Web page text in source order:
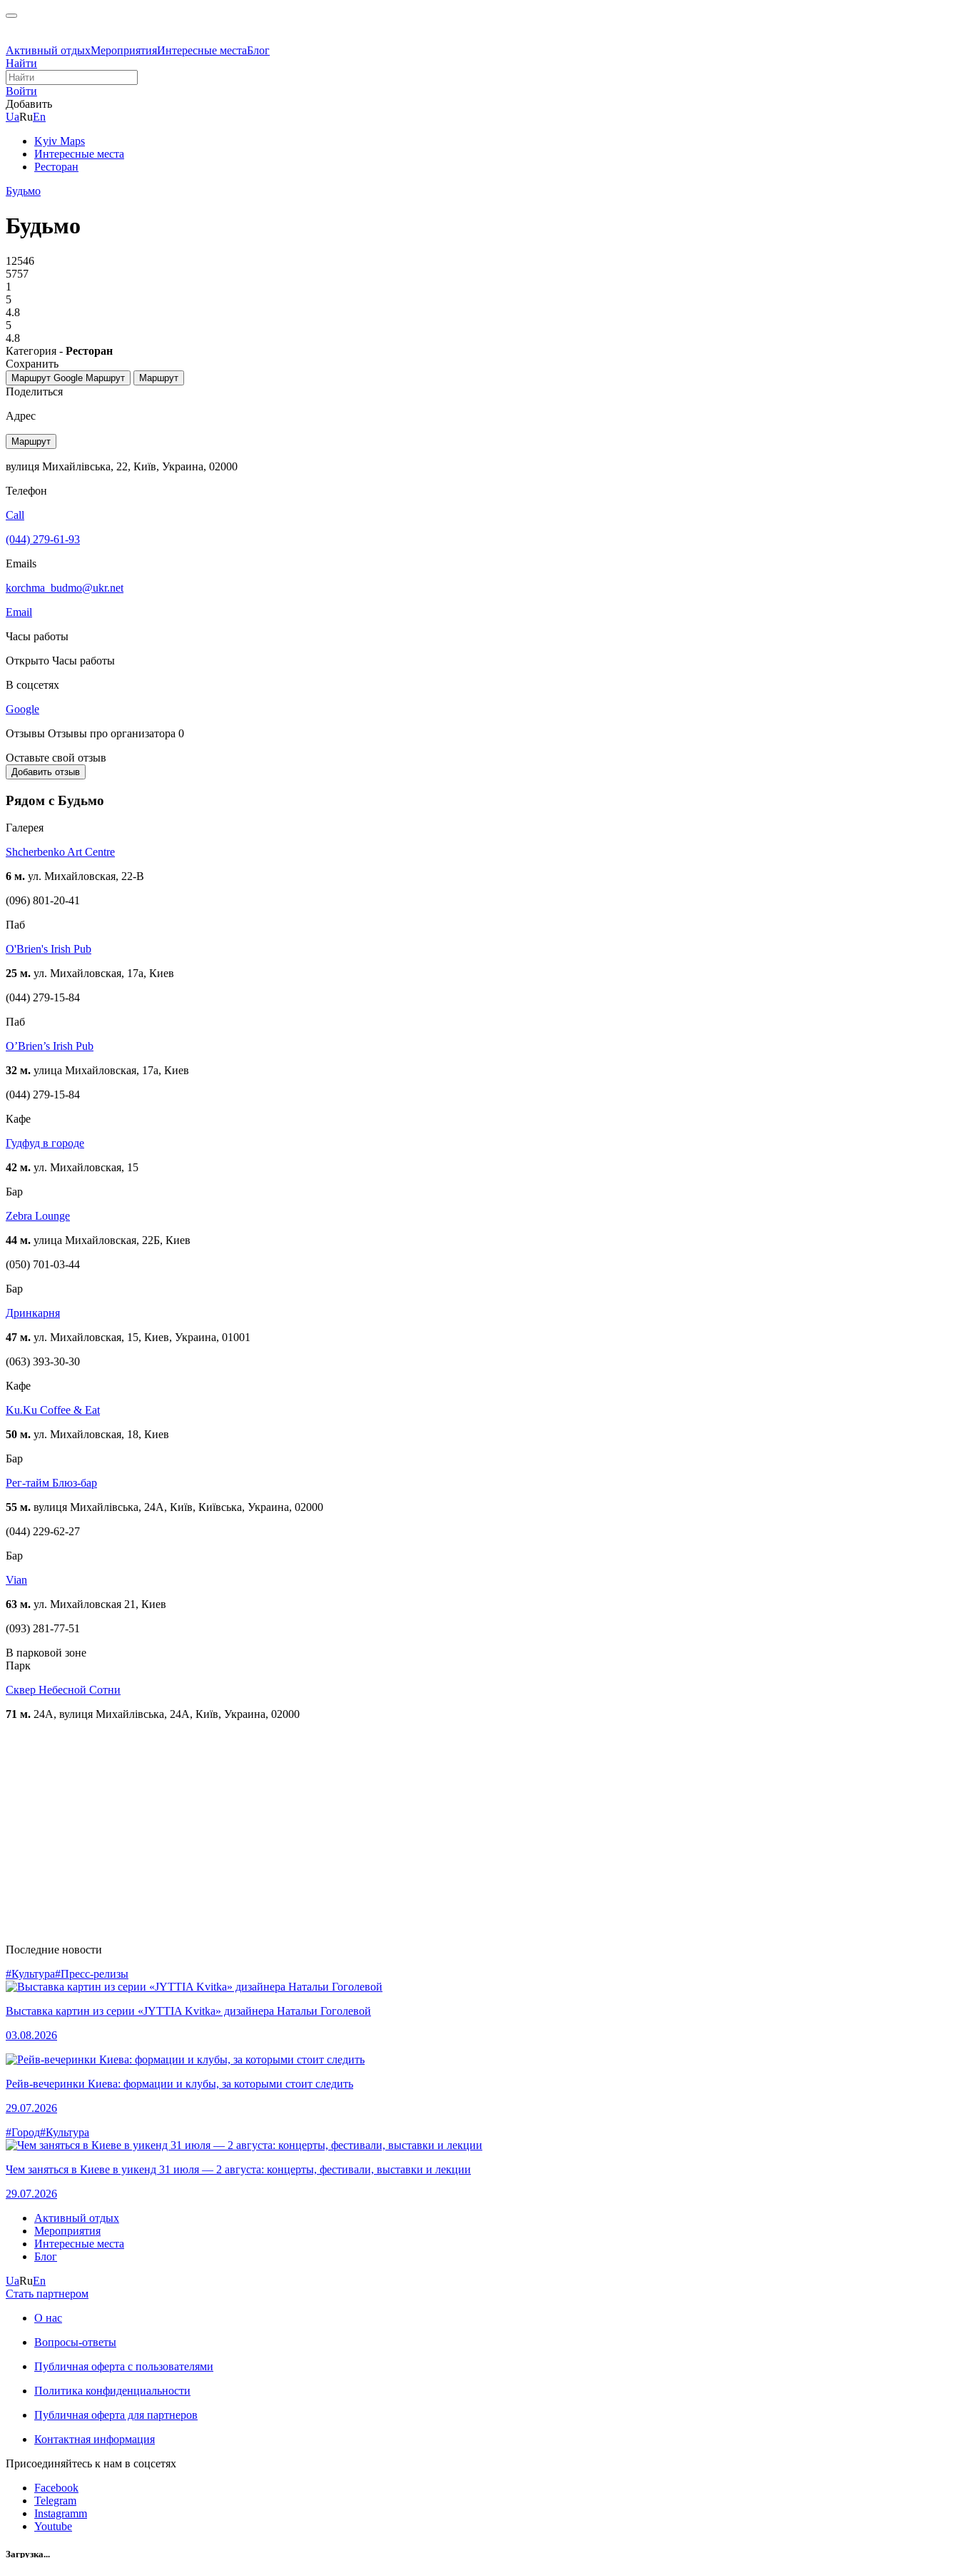
Активный отдыхМероприятияИнтересные местаБлог
Найти
Войти
Добавить
UaRuEn
Kyiv Maps
Интересные места
Ресторан
Будьмо
Будьмо
12546
5757
1
5
4.8
5
4.8
Категория - Ресторан
Сохранить
Маршрут Google Маршрут Маршрут
Поделиться
Адрес
Маршрут
вулиця Михайлівська, 22, Київ, Украина, 02000
Телефон
Call
(044) 279-61-93
Emails
korchma_budmo@ukr.net
Email
Часы работы
Открыто Часы работы
В соцсетях
Google
Отзывы Отзывы про организатора 0
Оставьте свой отзыв
Добавить отзыв
Рядом с Будьмо
Галерея
Shcherbenko Art Centre
6 м. ул. Михайловская, 22-В
(096) 801-20-41
Паб
O'Brien's Irish Pub
25 м. ул. Михайловская, 17а, Киев
(044) 279-15-84
Паб
O’Brien’s Irish Pub
32 м. улица Михайловская, 17a, Киев
(044) 279-15-84
Кафе
Гудфуд в городе
42 м. ул. Михайловская, 15
Бар
Zebra Lounge
44 м. улица Михайловская, 22Б, Киев
(050) 701-03-44
Бар
Дринкарня
47 м. ул. Михайловская, 15, Киев, Украина, 01001
(063) 393-30-30
Кафе
Ku.Ku Coffee & Eat
50 м. ул. Михайловская, 18, Киев
Бар
Рег-тайм Блюз-бар
55 м. вулиця Михайлівська, 24А, Київ, Київська, Украина, 02000
(044) 229-62-27
Бар
Vian
63 м. ул. Михайловская 21, Киев
(093) 281-77-51
В парковой зоне
Парк
Сквер Небесной Сотни
71 м. 24A, вулиця Михайлівська, 24А, Київ, Украина, 02000
Последние новости
#Культура#Пресс-релизы
Выставка картин из серии «JYTTIA Kvitka» дизайнера Натальи Гоголевой
03.08.2026
Рейв-вечеринки Киева: формации и клубы, за которыми стоит следить
29.07.2026
#Город#Культура
Чем заняться в Киеве в уикенд 31 июля — 2 августа: концерты, фестивали, выставки и лекции
29.07.2026
Активный отдых
Мероприятия
Интересные места
Блог
UaRuEn
Стать партнером
О нас
Вопросы-ответы
Публичная оферта с пользователями
Политика конфиденциальности
Публичная оферта для партнеров
Контактная информация
Присоединяйтесь к нам в соцсетях
Facebook
Telegram
Instagramm
Youtube
Загрузка...